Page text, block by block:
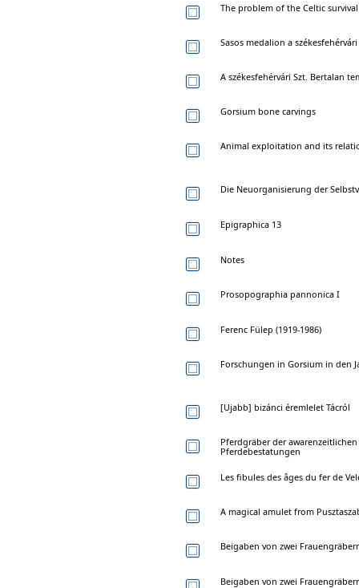
The problem of the Celtic
Sasos medalion a
A székesfehérvári Szt. Bertalan
Gorsium bone carvings
Animal exploitation and its
Die Neuorganisierung der
Epigraphica 13
Notes
Prosopographia pannonica I
Ferenc Fülep (1919-1986)
Forschungen in Gorsium in den
[Ujabb] bizánci éremlelet Tácról
Pferdgräber der
Pferdebestatungen
Les fibules des âges du fer de
A magical amulet from
Beigaben von zwei
Beigaben von zwei